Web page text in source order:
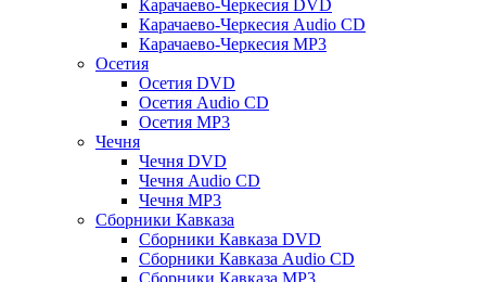
Карачаево-Черкесия DVD
Карачаево-Черкесия Audio CD
Карачаево-Черкесия MP3
Осетия
Осетия DVD
Осетия Audio CD
Осетия MP3
Чечня
Чечня DVD
Чечня Audio CD
Чечня MP3
Сборники Кавказа
Сборники Кавказа DVD
Сборники Кавказа Audio CD
Сборники Кавказа MP3